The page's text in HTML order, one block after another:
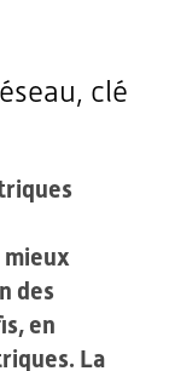
clé
mieux
des
en
La